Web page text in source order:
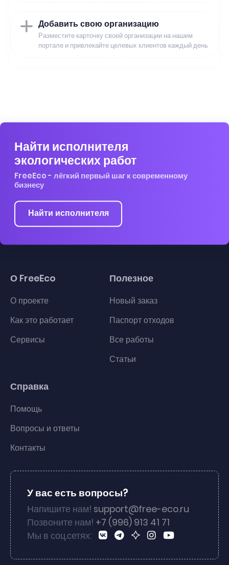
Добавить свою организацию
Разместите карточку своей организации на нашем
портале и привлекайте целевых клиентов каждый день
Найти исполнителя
экологических работ
FreeEco - лёгкий первый шаг к современному
бизнесу
Найти исполнителя
О FreeEco
О проекте
Как это работает
Сервисы
Полезное
Новый заказ
Паспорт отходов
Все работы
Статьи
Справка
Помощь
Вопросы и ответы
Контакты
У вас есть вопросы?
Напишите нам! support@free-eco.ru
Позвоните нам! +7 (996) 913 41 71
Мы в соц.сетях: